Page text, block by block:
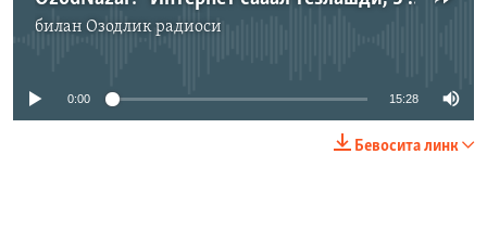
билан Озодлик радиоси
Айни дамда медиа-манба мавжуд эмас
0:00 15:28
Бевосита линк